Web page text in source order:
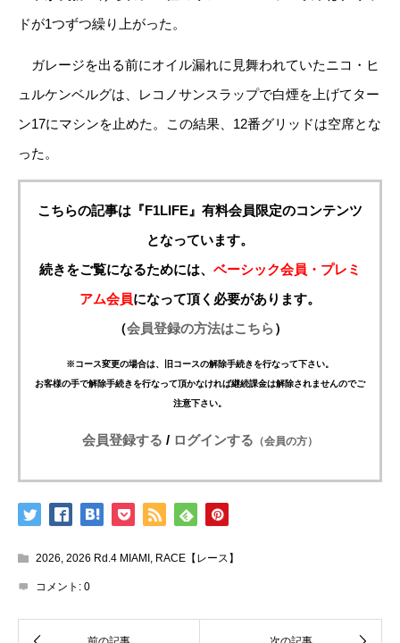
ドが1つずつ繰り上がった。
ガレージを出る前にオイル漏れに見舞われていたニコ・ヒ
ュルケンベルグは、レコノサンスラップで白煙を上げてター
ン17にマシンを止めた。この結果、12番グリッドは空席とな
った。
こちらの記事は『F1LIFE』有料会員限定のコンテンツ
となっています。
続きをご覧になるためには、 ベーシック会員・プレミ
アム会員になって頂く必要があります。
（会員登録の方法はこちら）
※コース変更の場合は、旧コースの解除手続きを行なって下さい。
お客様の手で解除手続きを行なって頂かなければ継続課金は解除されませんのでご
注意下さい。
会員登録する / ログインする （会員の方）
2026, 2026 Rd.4 MIAMI , RACE【レース】
コメント: 0